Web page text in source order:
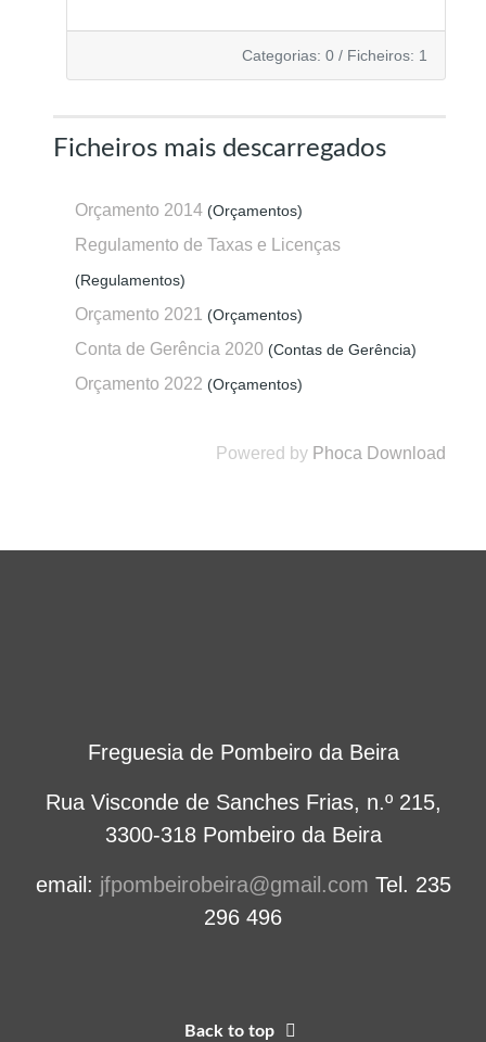
Categorias: 0 / Ficheiros: 1
Ficheiros mais descarregados
Orçamento 2014 (Orçamentos)
Regulamento de Taxas e Licenças
(Regulamentos)
Orçamento 2021 (Orçamentos)
Conta de Gerência 2020 (Contas de Gerência)
Orçamento 2022 (Orçamentos)
Powered by Phoca Download
Freguesia de Pombeiro da Beira
Rua Visconde de Sanches Frias, n.º 215,
3300-318 Pombeiro da Beira
email: jfpombeirobeira@gmail.com Tel. 235
296 496
Back to top